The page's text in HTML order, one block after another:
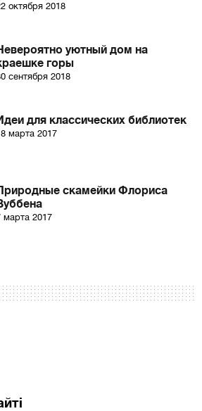
октября 2018
уютный дом на
горы
сентября 2018
для классических библиотек
марта 2017
скамейки Флориса
марта 2017